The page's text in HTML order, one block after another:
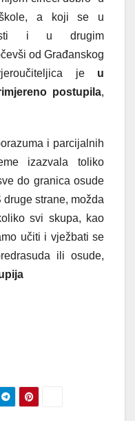
škole, a koji se u
i u drugim
od Građanskog
je u
postupila,
i parcijalnih
izazvala toliko
do granica osude
strane, možda
svi skupa, kao
učiti i vježbati se
ili osude,